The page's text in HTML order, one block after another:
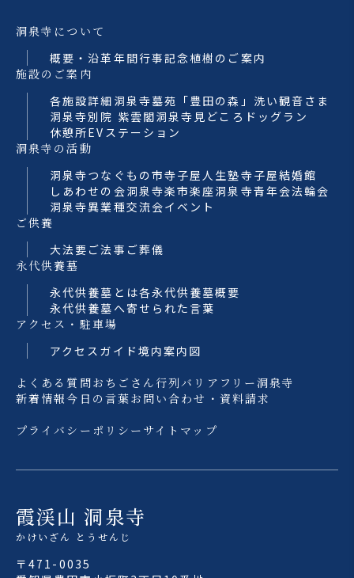
洞泉寺について
概要・沿革 年間行事記念植樹のご案内
施設のご案内
各施設詳細 洞泉寺墓苑「豊田の森」 洗い観音さま
洞泉寺別院 紫雲閣洞泉寺見どころ ドッグラン
休憩所EVステーション
洞泉寺の活動
洞泉寺つなぐもの市寺子屋人生塾寺子屋結婚館
しあわせの会洞泉寺楽市楽座洞泉寺青年会法輪会
洞泉寺異業種交流会イベント
ご供養
大法要 ご法事 ご葬儀
永代供養墓
永代供養墓とは各永代供養墓概要
永代供養墓へ寄せられた言葉
アクセス・駐車場
アクセスガイド境内案内図
よくある質問おちごさん行列バリアフリー洞泉寺
新着情報今日の言葉お問い合わせ・資料請求
プライバシーポリシー サイトマップ
霞渓山 洞泉寺
かけいざん とうせんじ
〒471-0035